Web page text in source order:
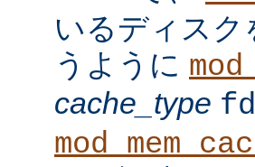
いるディス
うように
cache_type fd